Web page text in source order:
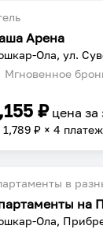
Арена
Ола, ул.
Мгновенное
₽ цена за
1,789 ₽ × 4
в
на
Ола,